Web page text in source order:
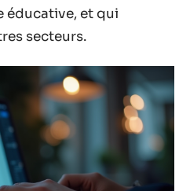
éducative, et qui
secteurs.